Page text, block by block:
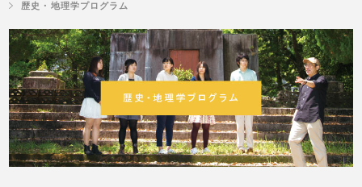
歴史・地理学プログラム